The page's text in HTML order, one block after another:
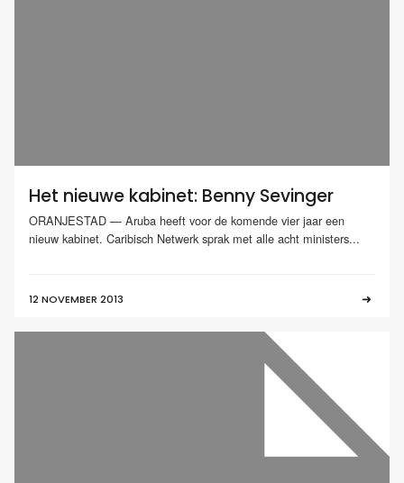
Het nieuwe kabinet: Benny Sevinger
ORANJESTAD — Aruba heeft voor de komende vier jaar een
nieuw kabinet. Caribisch Netwerk sprak met alle acht ministers...
12 NOVEMBER 2013